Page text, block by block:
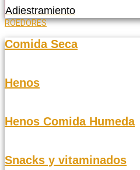
Adiestramiento
ROEDORES
Comida Seca
Henos
Henos Comida Humeda
Snacks y vitaminados